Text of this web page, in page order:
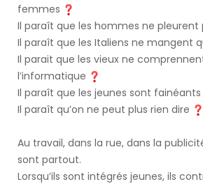
femmes
Il paraît que les hommes ne pleurent
Il paraît que les Italiens ne mangent
Il parait que les vieux ne
l’informatique
Il paraît que les jeunes sont fainéants
Il paraît qu’on ne peut plus rien dire
Au travail, dans la rue, dans la
sont partout.
Lorsqu’ils sont intégrés jeunes, ils